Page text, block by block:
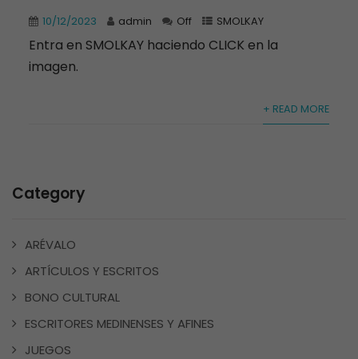
10/12/2023 admin Off SMOLKAY
Entra en SMOLKAY haciendo CLICK en la
imagen.
+ READ MORE
Category
ARÉVALO
ARTÍCULOS Y ESCRITOS
BONO CULTURAL
ESCRITORES MEDINENSES Y AFINES
JUEGOS